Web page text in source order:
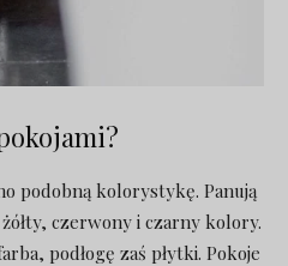
podobną kolorystykę. Panują
czerwony i czarny kolory.
podłogę zaś płytki. Pokoje